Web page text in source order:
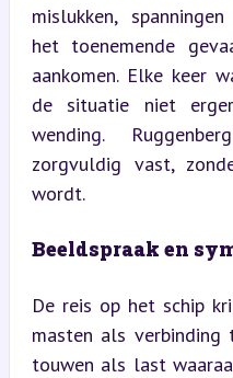
mislukken,
het toenemende
aankomen. Elke keer
de situatie niet
wending.
zorgvuldig vast,
wordt.
Beeldspraak en
De reis op het schip
masten als verbinding
touwen als last